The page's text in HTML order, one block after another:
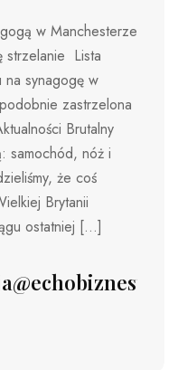
w Manchesterze
strzelanie Lista
na synagogę w
zastrzelona
Brutalny
samochód, nóż i
że coś
Brytanii
ostatniej […]